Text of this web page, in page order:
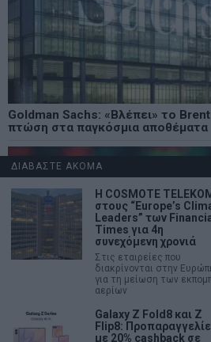
Goldman Sachs: «Βλέπει» το
πτώση στα παγκόσμια αποθέματα
ΔΙΑΒΑΣΤΕ ΑΚΟΜΑ
Η COSMOTE
στους “Europe’s
Leaders” των
Times για 4η
συνεχόμενη χρονιά
Στις εταιρείες που
διακρίνονται στην
για τη μείωση των
αερίων
Galaxy Z Fold8 και Z
Flip8:
με 20% cashback σε